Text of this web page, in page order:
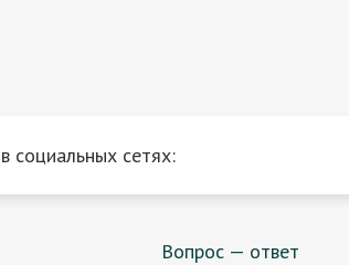
социальных сетях:
Вопрос — ответ